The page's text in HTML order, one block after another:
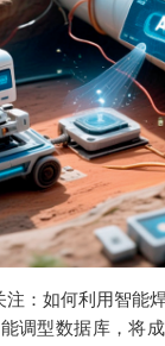
注：如何利用智能
调型数据库，将